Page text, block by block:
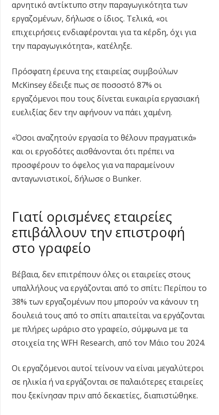
αρνητικό αντίκτυπο στην παραγωγικότητα των
εργαζομένων, δήλωσε ο ίδιος. Τελικά, «οι
επιχειρήσεις ενδιαφέρονται για τα κέρδη, όχι για
την παραγωγικότητα», κατέληξε.
Πρόσφατη έρευνα της εταιρείας συμβούλων
McKinsey έδειξε πως σε ποσοστό 87% οι
εργαζόμενοι που τους δίνεται ευκαιρία εργασιακή
ευελιξίας δεν την αφήνουν να πάει χαμένη.
«Όσοι αναζητούν εργασία το θέλουν πραγματικά»
και οι εργοδότες αισθάνονται ότι πρέπει να
προσφέρουν το όφελος για να παραμείνουν
ανταγωνιστικοί, δήλωσε ο Bunker.
Γιατί ορισμένες εταιρείες
επιβάλλουν την επιστροφή
στο γραφείο
Βέβαια, δεν επιτρέπουν όλες οι εταιρείες στους
υπαλλήλους να εργάζονται από το σπίτι: Περίπου το
38% των εργαζομένων που μπορούν να κάνουν τη
δουλειά τους από το σπίτι απαιτείται να εργάζονται
με πλήρες ωράριο στο γραφείο, σύμφωνα με τα
στοιχεία της WFH Research, από τον Μάιο του 2024.
Οι εργαζόμενοι αυτοί τείνουν να είναι μεγαλύτεροι
σε ηλικία ή να εργάζονται σε παλαιότερες εταιρείες
που ξεκίνησαν πριν από δεκαετίες, διαπιστώθηκε.